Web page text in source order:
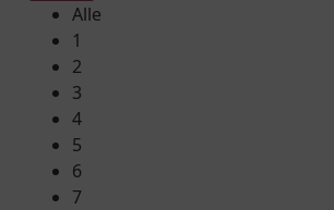
Alle
1
2
3
4
5
6
7